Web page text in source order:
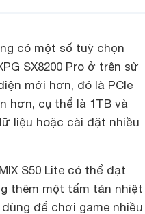
có một số tuỳ chọn
SX8200 Pro ở trên sử
mới hơn, đó là PCIe
hơn, cụ thể là 1TB và
liệu hoặc cài đặt nhiều
S50 Lite có thể đạt
thêm một tấm tản nhiệt
để chơi game nhiều